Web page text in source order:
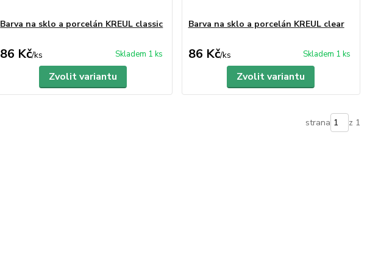
Barva na sklo a porcelán KREUL classic
86 Kč/ks Skladem 1 ks
Zvolit variantu
Barva na sklo a porcelán KREUL clear
86 Kč/ks Skladem 1 ks
Zvolit variantu
strana z 1